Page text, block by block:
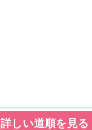
詳しい道順を見る